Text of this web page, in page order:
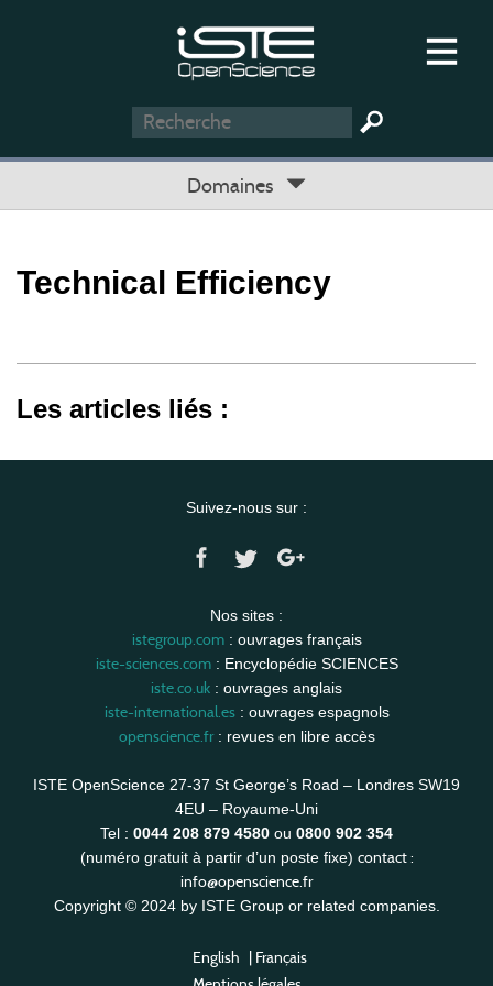
Domaines
Technical Efficiency
Les articles liés :
Suivez-nous sur :
Nos sites :
istegroup.com: ouvrages français
iste-sciences.com: Encyclopédie SCIENCES
iste.co.uk : ouvrages anglais
iste-international.es: ouvrages espagnols
openscience.fr: revues en libre accès
ISTE OpenScience 27-37 St George’s Road – Londres SW19
4EU – Royaume-Uni
Tel : 0044 208 879 4580 ou 0800 902 354
(numéro gratuit à partir d’un poste fixe) contact :
info@openscience.fr
Copyright © 2024 by ISTE Group or related companies.
English | Français